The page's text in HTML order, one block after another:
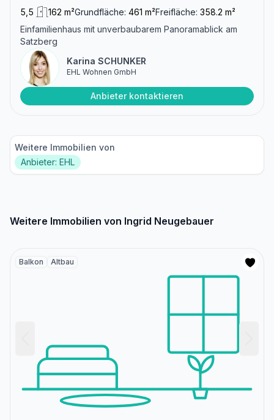
5,5 162 m²Grundfläche: 461 m²Freifläche: 358.2 m²
Einfamilienhaus mit unverbaubarem Panoramablick am
Satzberg
Karina SCHUNKER
EHL Wohnen GmbH
Anbieter kontaktieren
Weitere Immobilien von
Anbieter: EHL
Weitere Immobilien von Ingrid Neugebauer
Balkon Altbau